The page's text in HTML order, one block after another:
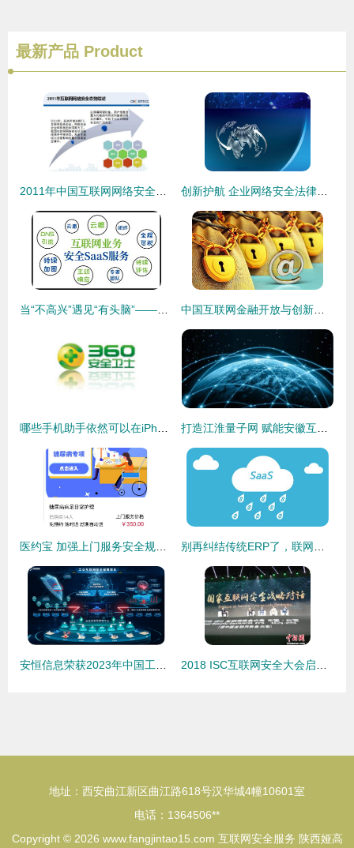
最新产品 Product
地址：西安曲江新区曲江路618号汉华城4幢10601室
电话：1364506**
Copyright © 2026 www.fangjintao15.com 互联网安全服务 陕西娅高